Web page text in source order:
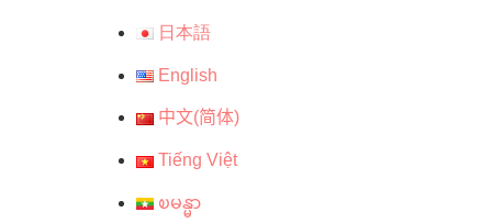
日本語
English
中文(简体)
Tiếng Việt
ၿမန္မာ